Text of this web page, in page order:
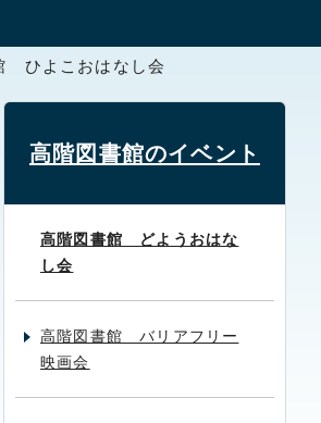
ひよこおはなし会
高階図書館のイベント
高階図書館 どようおはな
し会
高階図書館 バリアフリー
映画会